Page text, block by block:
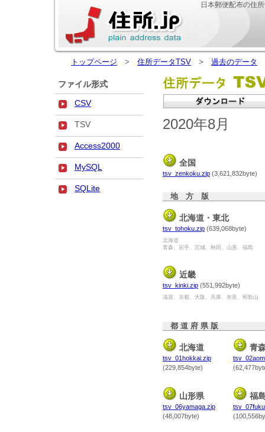
日本郵便配布の住
トップページ > 住所データTSV > 過去のデータ
ファイル形式
CSV
TSV
Access2000
MySQL
SQLite
2020年8月
全国
tsv_zenkoku.zip (3,621,832byte)
地 方 版
北海道・東北
tsv_tohoku.zip (639,068byte)
北海道
青森、岩手、宮城、秋田、山形、福島
近畿
tsv_kinki.zip (551,992byte)
滋賀、京都、大阪、兵庫、奈良、和歌山
都 道 府 県 版
北海道
tsv_01hokkai.zip
(229,854byte)
青
山形県
tsv_06yamaga.zip
(48,007byte)
福